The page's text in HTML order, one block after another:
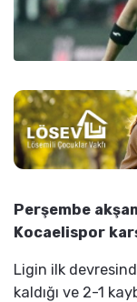
Perşembe
Kocaelispor
Ligin ilk
kaldığı ve 2-1